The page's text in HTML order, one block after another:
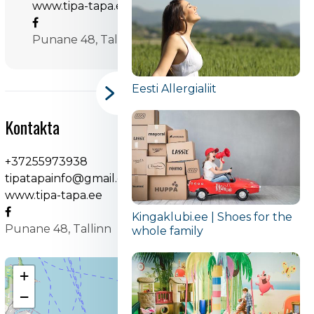
www.tipa-tapa.ee
Punane 48, Tallinn
Kontakta
+37255973938
tipatapainfo@gmail.com
www.tipa-tapa.ee
Punane 48, Tallinn
+
−
Eesti Allergialiit
Kingaklubi.ee | Shoes for the
whole family